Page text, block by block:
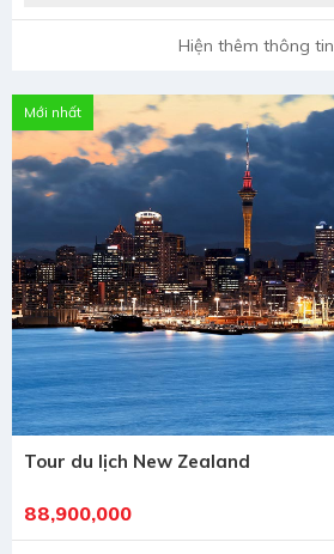
Hiện thêm thông tin
Mới nhất
Tour du lịch New Zealand
88,900,000